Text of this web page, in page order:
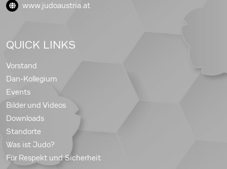
www.judoaustria.at
QUICK LINKS
Vorstand
Dan-Kollegium
Events
Bilder und Videos
Downloads
Standorte
Was ist Judo?
Für Respekt und Sicherheit